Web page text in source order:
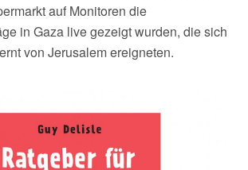
auf Monitoren die
in Gaza live gezeigt wurden, die sich
von Jerusalem ereigneten.